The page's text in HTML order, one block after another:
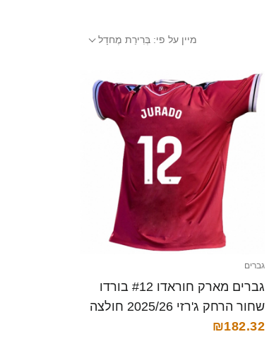
מיין על פי: בְּרִירַת מֶחדָל
גברים
גברים מארק חוראדו #12 בורדו
שחור הרחק ג'רזי 2025/26 חולצה
קצרה
₪182.32